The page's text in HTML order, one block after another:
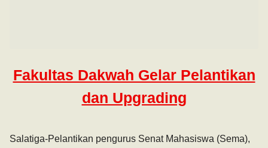
Fakultas Dakwah Gelar Pelantikan
dan Upgrading
Salatiga-Pelantikan pengurus Senat Mahasiswa (Sema),